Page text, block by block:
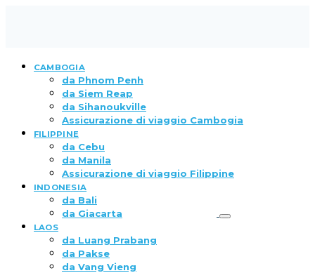
CAMBOGIA
da Phnom Penh
da Siem Reap
da Sihanoukville
Assicurazione di viaggio Cambogia
FILIPPINE
da Cebu
da Manila
Assicurazione di viaggio Filippine
INDONESIA
da Bali
da Giacarta
LAOS
da Luang Prabang
da Pakse
da Vang Vieng